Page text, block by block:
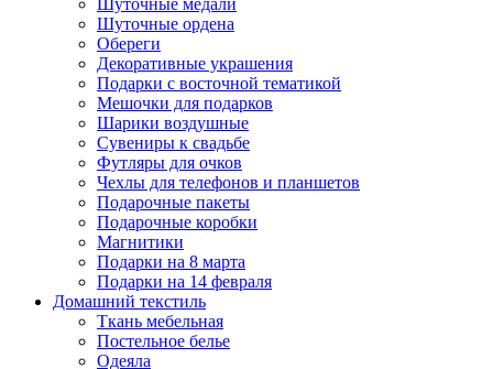
Шуточные медали
Шуточные ордена
Обереги
Декоративные украшения
Подарки с восточной тематикой
Мешочки для подарков
Шарики воздушные
Сувениры к свадьбе
Футляры для очков
Чехлы для телефонов и планшетов
Подарочные пакеты
Подарочные коробки
Магнитики
Подарки на 8 марта
Подарки на 14 февраля
Домашний текстиль
Ткань мебельная
Постельное белье
Одеяла